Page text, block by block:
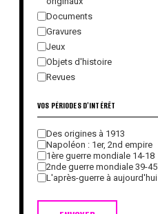
Documents
Gravures
Jeux
Objets d'histoire
Revues
VOS PÉRIODES D'INTÉRÊT
Des origines à 1913
Napoléon : 1er, 2nd empire
1ère guerre mondiale 14-18
2nde guerre mondiale 39-45
L'après-guerre à aujourd'hui